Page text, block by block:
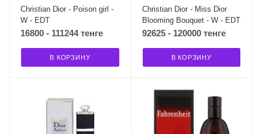
Christian Dior - Poison girl -
W - EDT
16800 - 111244 тенге
В КОРЗИНУ
Christian Dior - Miss Dior
Blooming Bouquet - W - EDT
92625 - 120000 тенге
В КОРЗИНУ